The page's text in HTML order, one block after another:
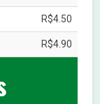
R$4.50
R$4.90